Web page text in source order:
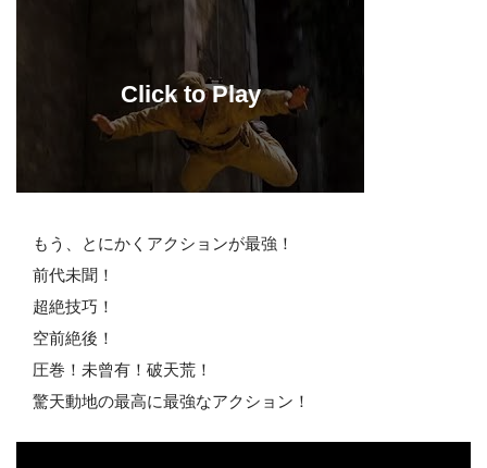
もう、とにかくアクションが最強！
前代未聞！
超絶技巧！
空前絶後！
圧巻！未曾有！破天荒！
驚天動地の最高に最強なアクション！